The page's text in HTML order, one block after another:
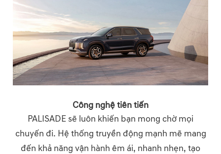
Công nghệ tiên tiến
PALISADE sẽ luôn khiến bạn mong chờ mọi
chuyến đi. Hệ thống truyền động mạnh mẽ mang
đến khả năng vận hành êm ái, nhanh nhẹn, tạo